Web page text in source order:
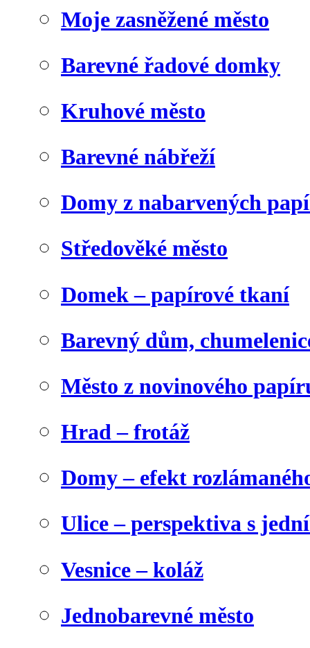
Moje zasněžené město
Barevné řadové domky
Kruhové město
Barevné nábřeží
Domy z nabarvených
Středověké město
Domek – papírové tkaní
Barevný dům,
Město z novinového
Hrad – frotáž
Domy – efekt
Ulice – perspektiva s
Vesnice – koláž
Jednobarevné město